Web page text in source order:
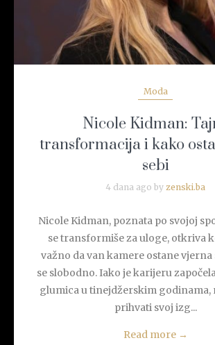
Moda
Nicole Kidman:
transformacija i kako
sebi
4 dana ago by zenski.ba
Nicole Kidman, poznata po svojoj
se transformiše za uloge, otkriva
važno da van kamere ostane vjerna
se slobodno. Iako je karijeru
glumica u tinejdžerskim godinama,
prihvati svoj izg...
Read more →